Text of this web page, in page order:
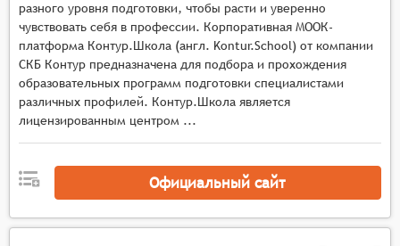
как баллы, уровни, достижения и награды, для
мотивации пользователей к обучению.
разного уровня подготовки, чтобы расти и уверенно
чувствовать себя в профессии. Корпоративная МООК-
платформа Контур.Школа (англ. Kontur.School) от компании
СКБ Контур предназначена для подбора и прохождения
образовательных программ подготовки специалистами
различных профилей. Контур.Школа является
лицензированным центром ...
Официальный сайт